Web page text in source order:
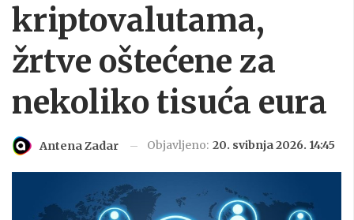
kriptovalutama,
žrtve oštećene za
nekoliko tisuća eura
Antena Zadar Objavljeno: 20. svibnja 2026. 14:45